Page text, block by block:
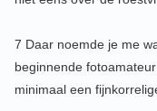
7 Daar noemde je me
beginnende
minimaal een